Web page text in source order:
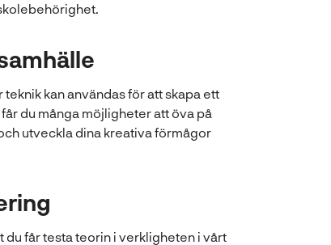
kan användas för att skapa ett
du många möjligheter att öva på
utveckla dina kreativa förmågor
får testa teorin i verkligheten i vårt